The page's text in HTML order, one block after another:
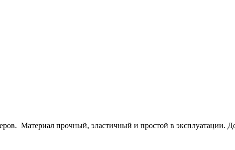
Материал прочный, эластичный и простой в эксплуатации.